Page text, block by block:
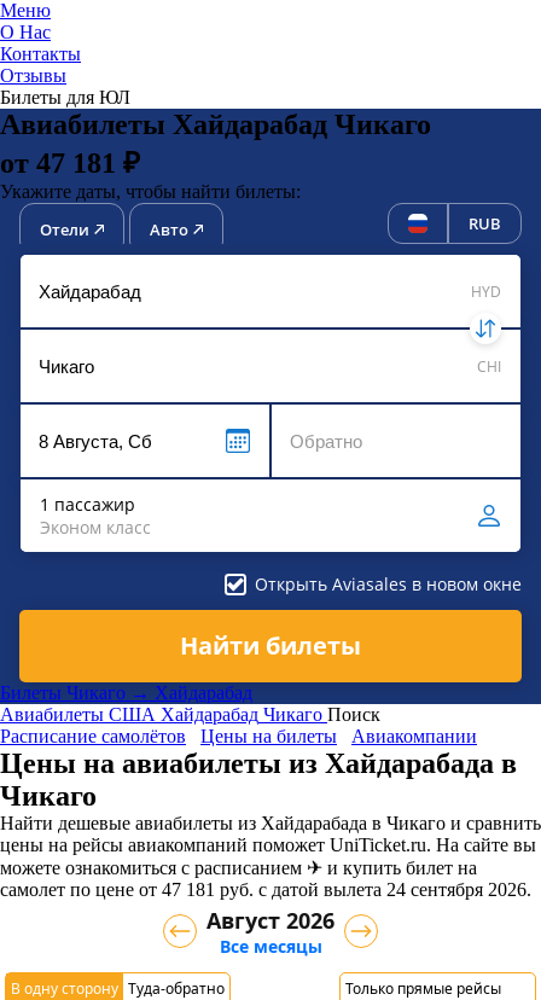
Меню
О Нас
Контакты
Отзывы
Билеты для ЮЛ
Авиабилеты Хайдарабад Чикаго
от 47 181 ₽
Укажите даты, чтобы найти билеты:
Отели Авто RUB
HYD
CHI
1 пассажир
Эконом класс
Открыть Aviasales в новом окне
Найти билеты
Билеты Чикаго → Хайдарабад
Авиабилеты США Хайдарабад Чикаго Поиск
Расписание самолётов
Цены на билеты Авиакомпании
Цены на авиабилеты из Хайдарабада в
Чикаго
Найти дешевые авиабилеты из Хайдарабада в Чикаго и сравнить
цены на рейсы авиакомпаний поможет UniTicket.ru. На сайте вы
можете ознакомиться с расписанием ✈ и купить билет на
самолет по цене от 47 181 руб. с датой вылета 24 сентября 2026.
В одну сторону Туда-обратно Только прямые рейсы
Август 2026
Все месяцы